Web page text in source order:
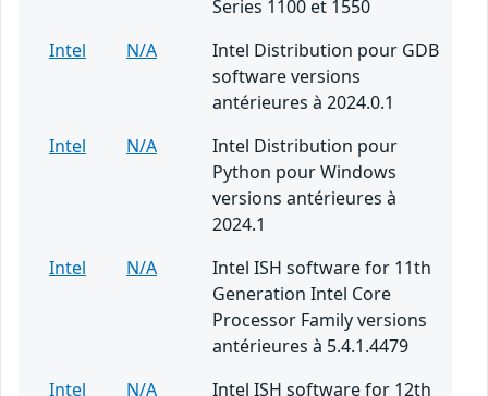
Series 1100 et 1550
Intel
N/A
Intel Distribution pour GDB
software versions
antérieures à 2024.0.1
Intel
N/A
Intel Distribution pour
Python pour Windows
versions antérieures à
2024.1
Intel
N/A
Intel ISH software for 11th
Generation Intel Core
Processor Family versions
antérieures à 5.4.1.4479
Intel
N/A
Intel ISH software for 12th